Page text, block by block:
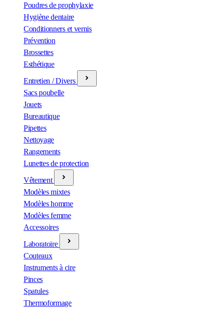
Poudres de prophylaxie
Hygiène dentaire
Conditionners et vernis
Prévention
Brossettes
Esthétique
Entretien / Divers
Sacs poubelle
Jouets
Bureautique
Pipettes
Nettoyage
Rangements
Lunettes de protection
Vêtement
Modèles mixtes
Modèles homme
Modèles femme
Accessoires
Laboratoire
Couteaux
Instruments à cire
Pinces
Spatules
Thermoformage